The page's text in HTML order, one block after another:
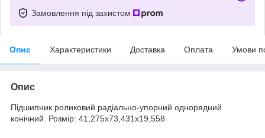
Замовлення під захистом
Опис Характеристики Доставка Оплата Умови
Опис
Підшипник роликовий радіально-упорний однорядний
конічний. Розмір: 41,275х73,431х19,558